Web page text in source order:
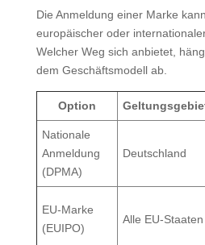
Die Anmeldung einer Marke
europäischer oder
Welcher Weg sich anbietet,
dem Geschäftsmodell ab.
Option
Nationale
Anmeldung
(DPMA)
Deutschland
EU-Marke
(EUIPO)
Alle EU-Staaten